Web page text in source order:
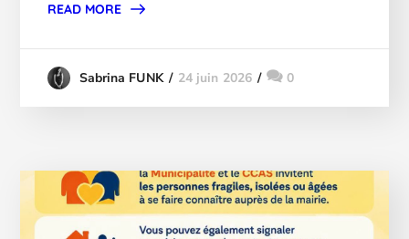
READ MORE
Sabrina FUNK 24 juin 2026 0